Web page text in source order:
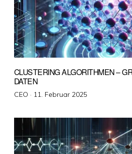
CLUSTERING ALGORITHMEN –
DATEN
CEO · Veröffentlicht
11. Februar 2025